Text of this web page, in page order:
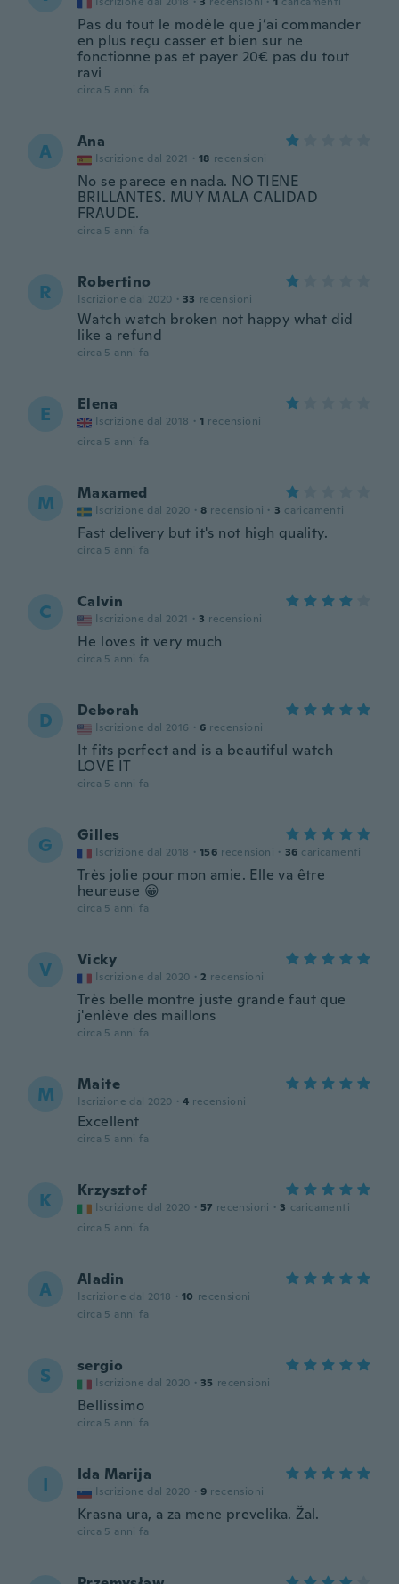
Pas du tout le modèle que j’ai commander
en plus reçu casser et bien sur ne
fonctionne pas et payer 20€ pas du tout
ravi
circa 5 anni fa
A Ana
Iscrizione dal 2021 · 18 recensioni
No se parece en nada. NO TIENE
BRILLANTES. MUY MALA CALIDAD
FRAUDE.
circa 5 anni fa
R Robertino
Iscrizione dal 2020 · 33 recensioni
Watch watch broken not happy what did
like a refund
circa 5 anni fa
E Elena
Iscrizione dal 2018 · 1 recensioni
circa 5 anni fa
M Maxamed
Iscrizione dal 2020 · 8 recensioni · 3 caricamenti
Fast delivery but it's not high quality.
circa 5 anni fa
C Calvin
Iscrizione dal 2021 · 3 recensioni
He loves it very much
circa 5 anni fa
D Deborah
Iscrizione dal 2016 · 6 recensioni
It fits perfect and is a beautiful watch
LOVE IT
circa 5 anni fa
G Gilles
Iscrizione dal 2018 · 156 recensioni · 36 caricamenti
Très jolie pour mon amie. Elle va être
heureuse 😀
circa 5 anni fa
V Vicky
Iscrizione dal 2020 · 2 recensioni
Très belle montre juste grande faut que
j'enlève des maillons
circa 5 anni fa
M Maite
Iscrizione dal 2020 · 4 recensioni
Excellent
circa 5 anni fa
K Krzysztof
Iscrizione dal 2020 · 57 recensioni · 3 caricamenti
circa 5 anni fa
A Aladin
Iscrizione dal 2018 · 10 recensioni
circa 5 anni fa
S sergio
Iscrizione dal 2020 · 35 recensioni
Bellissimo
circa 5 anni fa
I Ida Marija
Iscrizione dal 2020 · 9 recensioni
Krasna ura, a za mene prevelika. Žal.
circa 5 anni fa